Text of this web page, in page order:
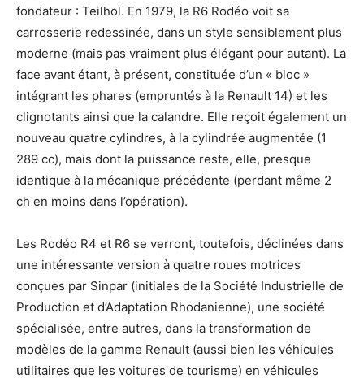
fondateur : Teilhol. En 1979, la R6 Rodéo voit sa
carrosserie redessinée, dans un style sensiblement plus
moderne (mais pas vraiment plus élégant pour autant). La
face avant étant, à présent, constituée d’un « bloc »
intégrant les phares (empruntés à la Renault 14) et les
clignotants ainsi que la calandre. Elle reçoit également un
nouveau quatre cylindres, à la cylindrée augmentée (1
289 cc), mais dont la puissance reste, elle, presque
identique à la mécanique précédente (perdant même 2
ch en moins dans l’opération).
Les Rodéo R4 et R6 se verront, toutefois, déclinées dans
une intéressante version à quatre roues motrices
conçues par Sinpar (initiales de la Société Industrielle de
Production et d’Adaptation Rhodanienne), une société
spécialisée, entre autres, dans la transformation de
modèles de la gamme Renault (aussi bien les véhicules
utilitaires que les voitures de tourisme) en véhicules